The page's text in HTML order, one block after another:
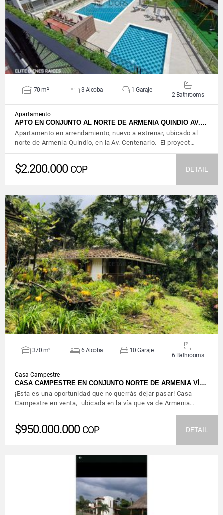
VIEW DETAILS
70 m² 3 Alcoba 1 Garaje
2 Bathrooms
Apartamento
APTO EN CONJUNTO AL NORTE DE ARMENIA QUINDÍO AV.…
Apartamento en arrendamiento, nuevo a estrenar, ubicado al
norte de Armenia Quindío, en la Av. Centenario. El proyect…
$2.200.000 COP DETAIL
VIEW DETAILS
370 m² 6 Alcoba 10 Garaje
6 Bathrooms
Casa Campestre
CASA CAMPESTRE EN CONJUNTO NORTE DE ARMENIA VÍ…
¡Esta es una oportunidad que no querrás dejar pasar! Casa
Campestre en venta, ubicada en la vía que va de Armenia…
$950.000.000 COP DETAIL